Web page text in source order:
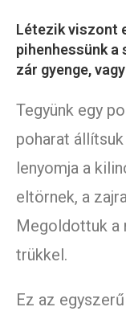
Létezik viszont
pihenhessünk a
zár gyenge,
Tegyünk egy
poharat
lenyomja a
eltörnek, a
Megoldottuk a
trükkel.
Ez az